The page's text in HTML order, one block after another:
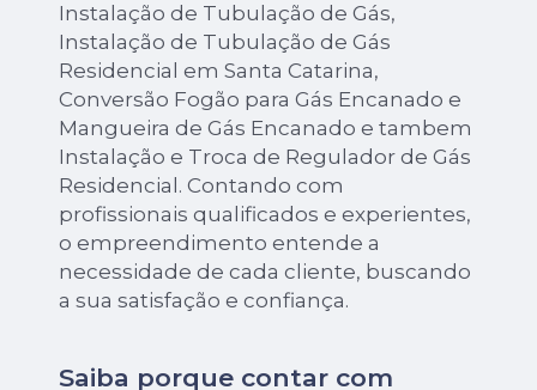
Instalação de Tubulação de Gás,
Instalação de Tubulação de Gás
Residencial em Santa Catarina,
Conversão Fogão para Gás Encanado e
Mangueira de Gás Encanado e tambem
Instalação e Troca de Regulador de Gás
Residencial. Contando com
profissionais qualificados e experientes,
o empreendimento entende a
necessidade de cada cliente, buscando
a sua satisfação e confiança.
Saiba porque contar com